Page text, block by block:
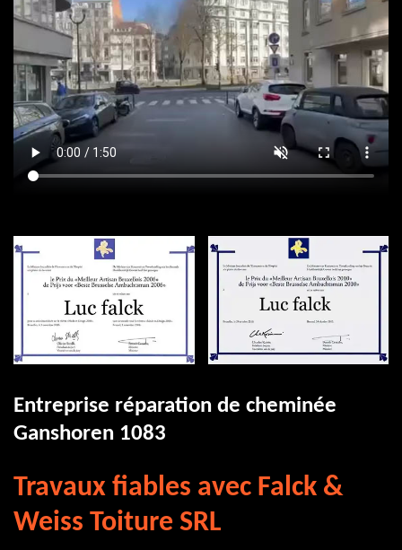
Entreprise réparation de cheminée
Ganshoren 1083
Travaux fiables avec Falck &
Weiss Toiture SRL